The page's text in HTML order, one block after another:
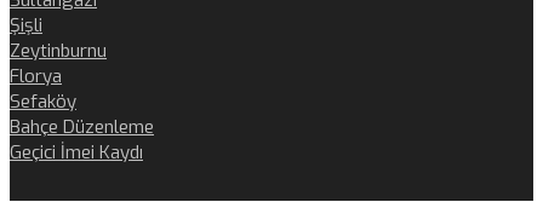
Şişli
Zeytinburnu
Florya
Sefaköy
Bahçe Düzenleme
Geçici İmei Kaydı